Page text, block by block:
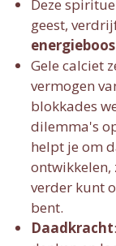
Deze
geest,
Gele calciet
vermogen
blokkades
dilemma's
helpt je om
ontwikkelen,
verder kunt
bent.
Daadkracht